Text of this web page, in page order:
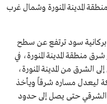
المدينة المنورة وشمال غرب
سود ترتفع عن سطح
كحرة خيبر شرق منطقة المدينة المنورة، في
الشرق من المدينة المنورة،
ليعدل مساره شرقاً ويأخذ
الشرقي حتى يصل إلى حدود